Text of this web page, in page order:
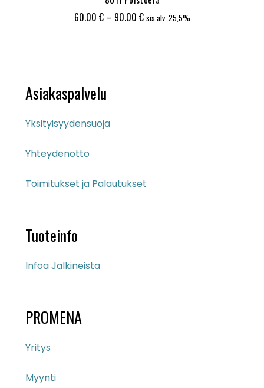
60.00€ – 90.00€Hintaluokka:
sis alv. 25,5%
Asiakaspalvelu
Yksityisyydensuoja
Yhteydenotto
Toimitukset ja Palautukset
Tuoteinfo
Infoa Jalkineista
PROMENA
Yritys
Myynti